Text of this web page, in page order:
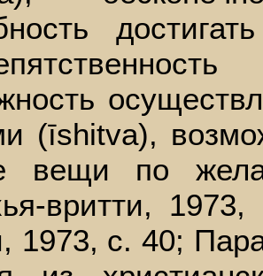
(īshitva),
вещи по
вритти,
1973, с. 40;